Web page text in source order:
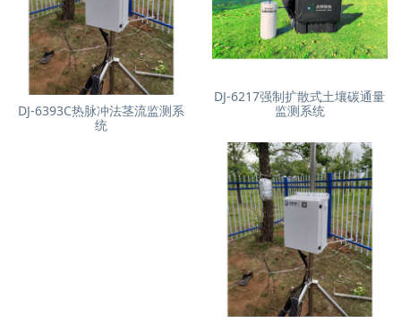
DJ-6217强制扩散式土壤碳通量
监测系统
DJ-6393C热脉冲法茎流监测系
统